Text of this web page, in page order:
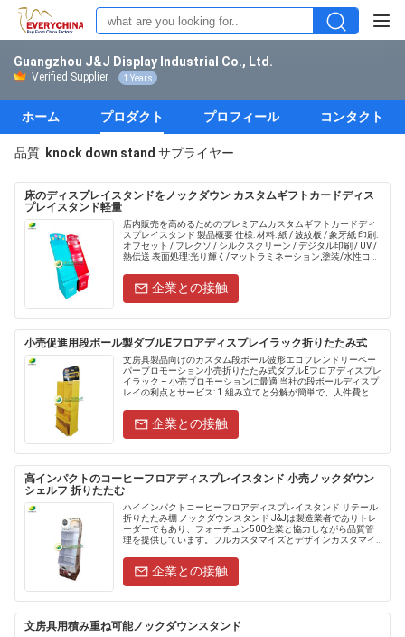
Guangzhou J&J Display Industrial Co., Ltd.
Verified Supplier 1 Years
ホーム プロダクト プロフィール コンタクト
品質 knock down stand サプライヤー
床のディスプレイスタンドをノックダウン カスタムギフトカードディス
プレイスタンド軽量
店内販売を高めるためのプレミアムカスタムギフトカードディ
スプレイスタンド 製品概要 仕様: 材料: 紙 / 波紋板 / 象牙紙 印刷:
オフセット / フレクソ / シルクスクリーン / デジタル印刷 / UV /
熱伝送 表面処理:光り輝く/マットラミネーション,塗装/水性コー
企業との接触
小売促進用段ボール製ダブルEフロアディスプレイラック折りたたみ式
文房具製品向けのカスタム段ボール波形エコフレンドリーペー
パープロモーション小売折りたたみ式ダブルEフロアディスプレ
イラック – 小売プロモーションに最適 当社の段ボールディスプ
レイの利点とサービス: 1.組み立てと分解が簡単で、人件費と輸
企業との接触
高インパクトのコーヒーフロアディスプレイスタンド 小売ノックダウン
シェルフ 折りたたむ
ハイインパクトコーヒーフロアディスプレイスタンド リテール
折りたたみ棚 ノックダウンスタンド J&Jは製造業者でありトレ
ーダーでもあり、フォーチュン500企業と協力しながら品質管
理を提供しています。フルカスタマイズとデザインカスタマイ
企業との接触
文房具用積み重ね可能ノックダウンスタンド